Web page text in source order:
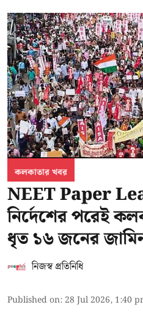
কলকাতার খবর
NEET Paper
নির্দেশের পরেই
ধৃত ১৬ জনের
নিজস্ব প্রতিনিধি
Published on: 28 Jul 2026, 1:40